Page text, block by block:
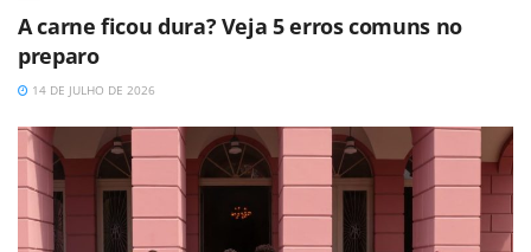
A carne ficou dura? Veja 5 erros comuns no
preparo
14 DE JULHO DE 2026